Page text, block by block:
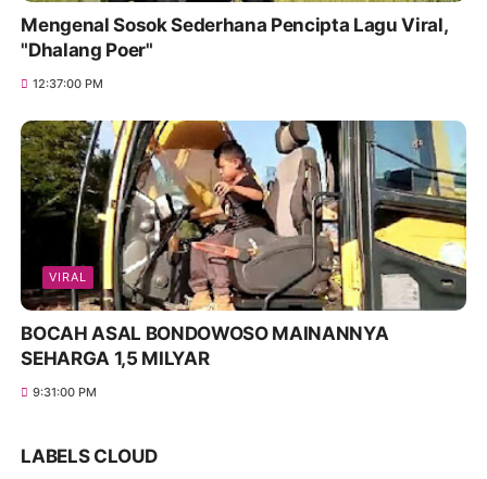
Mengenal Sosok Sederhana Pencipta Lagu Viral,
"Dhalang Poer"
12:37:00 PM
VIRAL
BOCAH ASAL BONDOWOSO MAINANNYA
SEHARGA 1,5 MILYAR
9:31:00 PM
LABELS CLOUD